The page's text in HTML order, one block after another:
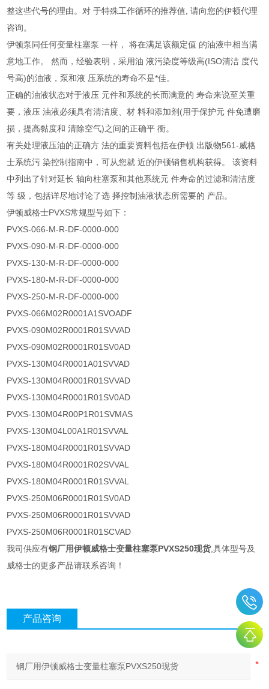
整这些代号的理由。对 于特殊工作循环的推荐值, 请向您的伊顿代理
咨询。
伊顿泵同任何变量柱塞泵 一样， 将在满足该额定值 的油液中相当满
意地工作。 然而，经验表明，采用油 液污染度等级高(ISO清洁 度代
号高)的油液，泵和液 压系统的寿命不是*佳。
正确的油液状态对于液压 元件和系统的长而满意的 寿命来说至关重
要，液压 油液必须具有清洁度、材 料和添加剂(用于保护元 件免遭磨
损，提高黏度和 清除空气)之间的正确平 衡。
有关处理液压油的正确方 法的重要资料包括在伊顿 出版物561-威格
士系统污 染控制指南中，可从您就 近的伊顿销售机构获得。 该资料
中列出了针对延长 轴向柱塞泵和其他系统元 件寿命的过滤和清洁度
等 级，包括详尽地讨论了选 择控制油液状态所需要的 产品。
伊顿威格士PVXS常规型号如下：
PVXS-066-M-R-DF-0000-000
PVXS-090-M-R-DF-0000-000
PVXS-130-M-R-DF-0000-000
PVXS-180-M-R-DF-0000-000
PVXS-250-M-R-DF-0000-000
PVXS-066M02R0001A1SVOADF
PVXS-090M02R0001R01SVVAD
PVXS-090M02R0001R01SV0AD
PVXS-130M04R0001A01SVVAD
PVXS-130M04R0001R01SVVAD
PVXS-130M04R0001R01SV0AD
PVXS-130M04R00P1R01SVMAS
PVXS-130M04L00A1R01SVVAL
PVXS-180M04R0001R01SVVAD
PVXS-180M04R0001R02SVVAL
PVXS-180M04R0001R01SVVAL
PVXS-250M06R0001R01SV0AD
PVXS-250M06R0001R01SVVAD
PVXS-250M06R0001R01SCVAD
我司供应有钢厂用伊顿威格士变量柱塞泵PVXS250现货,具体型号及
威格士的更多产品请联系咨询！
产品咨询